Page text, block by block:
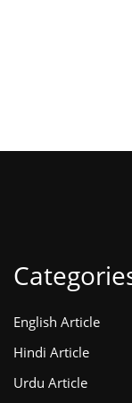
English Article
Hindi Article
Urdu Article